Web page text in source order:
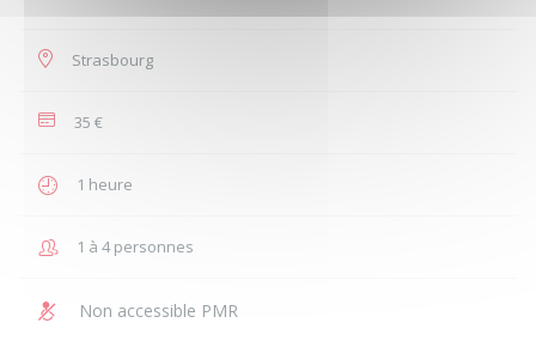
Strasbourg
35 €
1 heure
1 à 4 personnes
Non accessible PMR